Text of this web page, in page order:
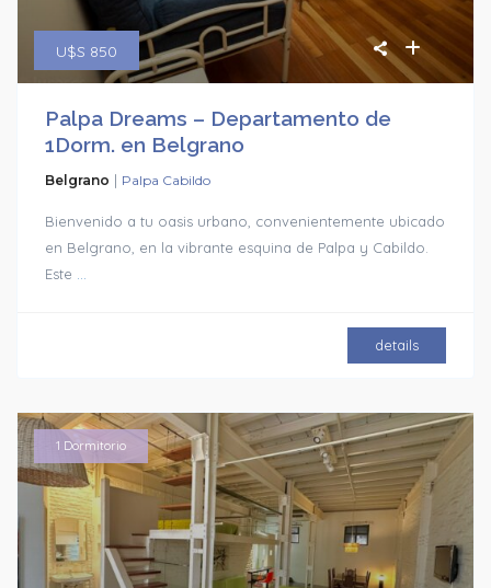
U$S 850
Palpa Dreams – Departamento de
1Dorm. en Belgrano
Belgrano | Palpa Cabildo
Bienvenido a tu oasis urbano, convenientemente ubicado
en Belgrano, en la vibrante esquina de Palpa y Cabildo.
Este
details
1 Dormitorio